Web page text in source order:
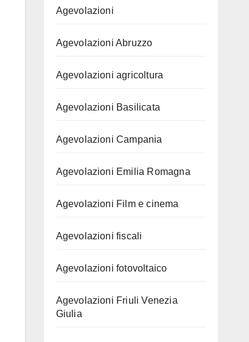
Agevolazioni
Agevolazioni Abruzzo
Agevolazioni agricoltura
Agevolazioni Basilicata
Agevolazioni Campania
Agevolazioni Emilia Romagna
Agevolazioni Film e cinema
Agevolazioni fiscali
Agevolazioni fotovoltaico
Agevolazioni Friuli Venezia
Giulia